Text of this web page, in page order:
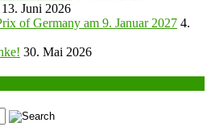
13. Juni 2026
of Germany am 9. Januar 2027 4.
30. Mai 2026